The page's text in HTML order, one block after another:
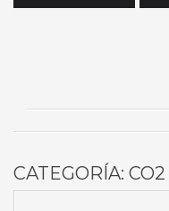
CATEGORÍA: CO2